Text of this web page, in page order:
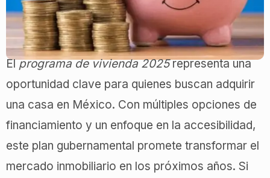
Elprograma de vivienda 2025representa una
oportunidad clave para quienes buscan adquirir
una casa en México. Con múltiples opciones de
financiamiento y un enfoque en la accesibilidad,
este plan gubernamental promete transformar el
mercado inmobiliario en los próximos años. Si